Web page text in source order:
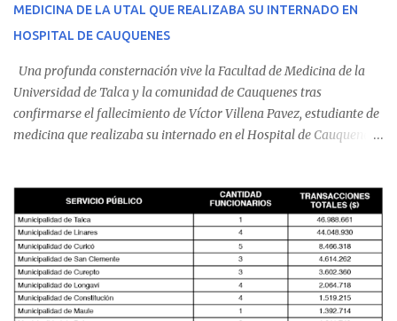
MEDICINA DE LA UTAL QUE REALIZABA SU INTERNADO EN
HOSPITAL DE CAUQUENES
Una profunda consternación vive la Facultad de Medicina de la
Universidad de Talca y la comunidad de Cauquenes tras
confirmarse el fallecimiento de Víctor Villena Pavez, estudiante de
medicina que realizaba su internado en el Hospital de Cauquenes.
malestares físicos. Dada la complejidad de su estado de salud, el
equipo médico determinó su traslado de urgencia al Hospital
Regional de Talca y dado la urgencia la ambulancia partió hacia
Talca con escolta de Carabineros. En medio del traslado, el
estudiante de medicina de 25 años, se agravó y pese a los esfuerzos
del personal de emergencia terminó falleciendo, sin alcanzar a